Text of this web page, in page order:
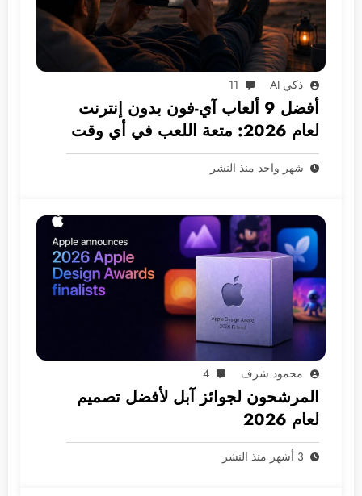
ذكي AI 11
أفضل 9 ألعاب آي-فون بدون إنترنت
لعام 2026: متعة اللعب في أي وقت
ومكان
شهر واحد منذ النشر
محمود شرف 4
المرشحون لجوائز آبل لأفضل تصميم
لعام 2026
3 أشهر منذ النشر